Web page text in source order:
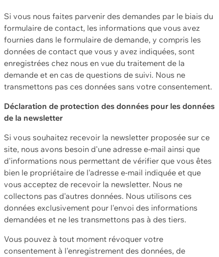
Si vous nous faites parvenir des demandes par le biais du
formulaire de contact, les informations que vous avez
fournies dans le formulaire de demande, y compris les
données de contact que vous y avez indiquées, sont
enregistrées chez nous en vue du traitement de la
demande et en cas de questions de suivi. Nous ne
transmettons pas ces données sans votre consentement.
Déclaration de protection des données pour les données
de la newsletter
Si vous souhaitez recevoir la newsletter proposée sur ce
site, nous avons besoin d'une adresse e-mail ainsi que
d'informations nous permettant de vérifier que vous êtes
bien le propriétaire de l'adresse e-mail indiquée et que
vous acceptez de recevoir la newsletter. Nous ne
collectons pas d'autres données. Nous utilisons ces
données exclusivement pour l'envoi des informations
demandées et ne les transmettons pas à des tiers.
Vous pouvez à tout moment révoquer votre
consentement à l'enregistrement des données, de